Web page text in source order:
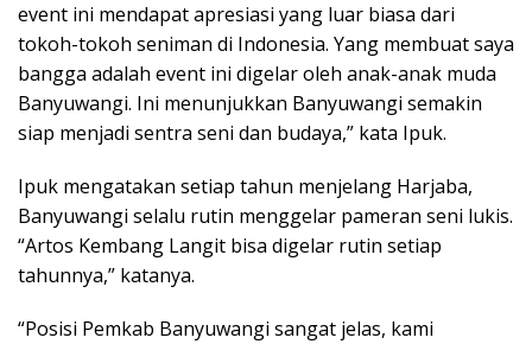
event ini mendapat apresiasi yang luar biasa dari
tokoh-tokoh seniman di Indonesia. Yang membuat saya
bangga adalah event ini digelar oleh anak-anak muda
Banyuwangi. Ini menunjukkan Banyuwangi semakin
siap menjadi sentra seni dan budaya,” kata Ipuk.
Ipuk mengatakan setiap tahun menjelang Harjaba,
Banyuwangi selalu rutin menggelar pameran seni lukis.
“Artos Kembang Langit bisa digelar rutin setiap
tahunnya,” katanya.
“Posisi Pemkab Banyuwangi sangat jelas, kami